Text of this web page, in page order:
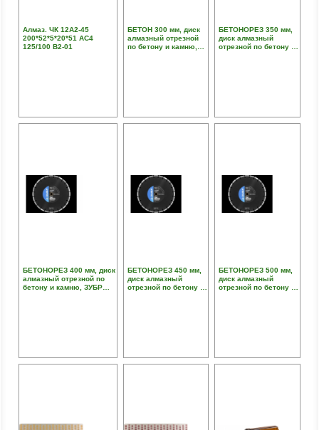
Алмаз. ЧК 12А2-45
200*52*5*20*51 АС4
125/100 В2-01
БЕТОН 300 мм, диск
алмазный отрезной
по бетону и камню,
БЕТОНОРЕЗ 350 мм,
диск алмазный
отрезной по бетону и
БЕТОНОРЕЗ 400 мм, диск
алмазный отрезной по
бетону и камню, ЗУБР
БЕТОНОРЕЗ 450 мм,
диск алмазный
отрезной по бетону и
БЕТОНОРЕЗ 500 мм,
диск алмазный
отрезной по бетону и